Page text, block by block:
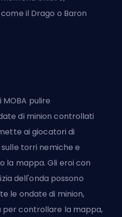
il Drago o Baron
pulire
di minion controllati
ai giocatori di
torri nemiche e
la mappa. Gli eroi con
dell'onda possono
le ondate di minion,
controllare la mappa,